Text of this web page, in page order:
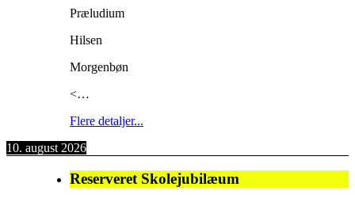
Præludium
Hilsen
Morgenbøn
<…
Flere detaljer...
10. august 2026
Reserveret Skolejubilæum